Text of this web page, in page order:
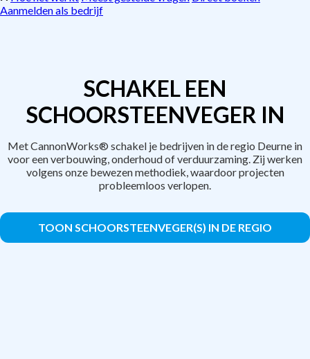
Aanmelden als bedrijf
SCHAKEL EEN
SCHOORSTEENVEGER IN
Met CannonWorks® schakel je bedrijven in de regio Deurne in
voor een verbouwing, onderhoud of verduurzaming. Zij werken
volgens onze bewezen methodiek, waardoor projecten
probleemloos verlopen.
TOON SCHOORSTEENVEGER(S) IN DE REGIO